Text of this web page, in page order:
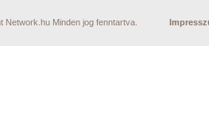
Network.hu Minden jog fenntartva.